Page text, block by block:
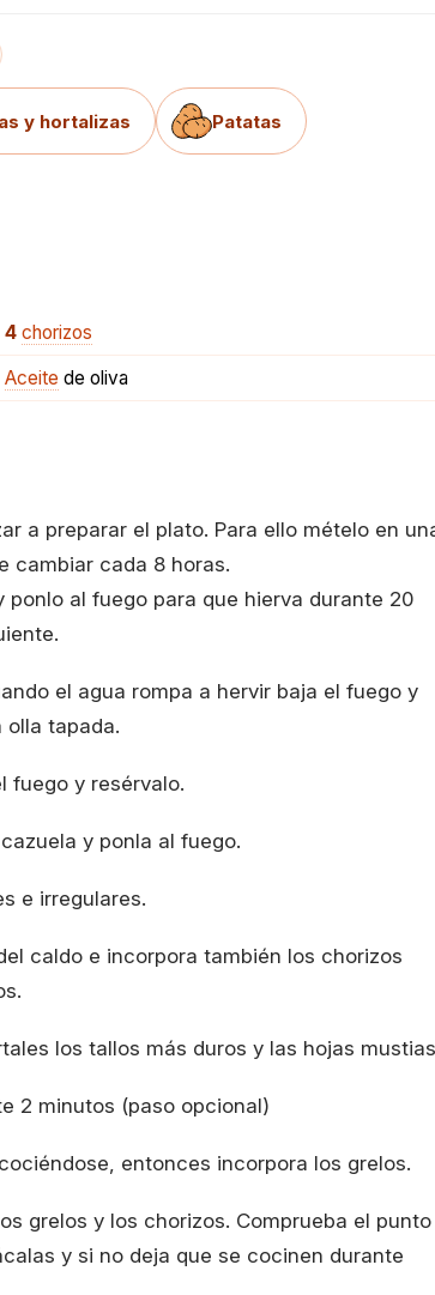
y hortalizas Patatas
4 chorizos
Aceite de oliva
a preparar el plato. Para ello mételo en
cambiar cada 8 horas.
al fuego para que hierva durante 20
el agua rompa a hervir baja el fuego y
olla tapada.
fuego y resérvalo.
y ponla al fuego.
e irregulares.
caldo e incorpora también los chorizos
los tallos más duros y las hojas
2 minutos (paso opcional)
entonces incorpora los grelos.
grelos y los chorizos. Comprueba el punto
y si no deja que se cocinen durante